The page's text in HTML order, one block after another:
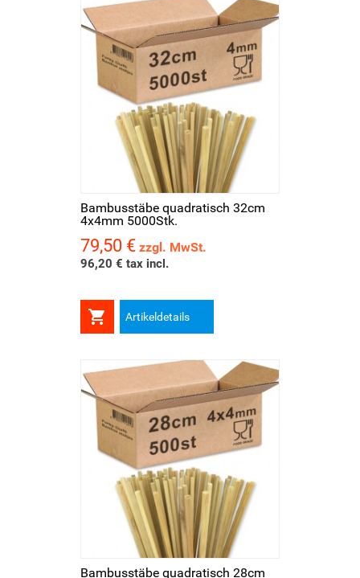
Bambusstäbe quadratisch 32cm
4x4mm 5000Stk.
Preis
79,50 € zzgl. MwSt.
96,20 € tax incl.
 Artikeldetails
Bambusstäbe quadratisch 28cm